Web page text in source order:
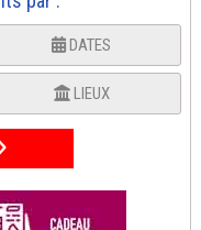
DATES
LIEUX